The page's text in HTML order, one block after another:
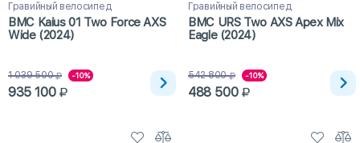
Гравийный велосипед
BMC Kaius 01 Two Force AXS
Wide (2024)
1 039 500 -10%
935 100
Гравийный велосипед
BMC URS Two AXS Apex Mix
Eagle (2024)
542 800 -10%
488 500